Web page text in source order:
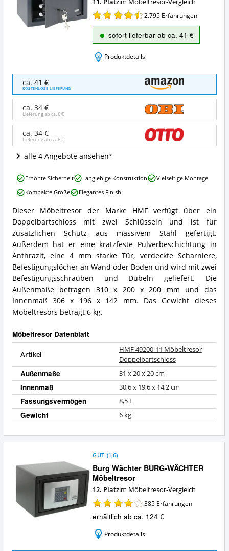
2.795 Erfahrungen
sofort lieferbar ab ca. 41 €
Produktdetails
HMF
49200-
11
Möbeltresor
Doppelbartschloss
Angebote:
dieser
Möbeltresor
ca. 41 €
KOSTENLOSE LIEFERUNG
ca. 34 €
Lieferung ab ca.6 €
ca. 34 €
Lieferung ab ca.6 €
alle 4 Angebote ansehen
HMF
49200-
11
Möbeltresor
Doppelbartschloss
Zusammenfassung:
Was
bietet
dieser
Möbeltresor?
Dieser Möbeltresor der Marke HMF verfügt über ein
Doppelbartschloss mit zwei Schlüsseln und ist für
zusätzlichen Schutz aus massivem Stahl gefertigt.
Außerdem hat er eine kratzfeste Pulverbeschichtung in
Anthrazit, eine 4 mm starke Tür, verdeckte Scharniere,
Befestigungslöcher an Wand oder Boden und wird mit zwei
Befestigungsschrauben und Dübeln geliefert. Die
Außenmaße betragen 310 x 200 x 200 mm und das
Innenmaß 306 x 196 x 142 mm. Das Gewicht dieses
Möbeltresors beträgt 6 kg.
Möbeltresor Datenblatt
Artikel
HMF 49200-11 Möbeltresor
Doppelbartschloss
Außenmaße 31 x 20 x 20 cm
Innenmaß 30,6 x 19,6 x 14,2 cm
Fassungsvermögen 8,5 L
Gewicht 6 kg
HMF
49200-
11
Doppelbartschloss
Vorteile:
Was
spricht
für
diesen
Möbeltresor?
Erhöhte Sicherheit Langlebige Konstruktion
Vielseitige Montage
Kompakte Größe
Elegantes Finish
Burg Wächter BURG-WÄCHTER
Möbeltresor
GUT (1,6)
12. Platzim Möbeltresor-Vergleich
385 Erfahrungen
erhältlich ab ca. 124 €
Produktdetails